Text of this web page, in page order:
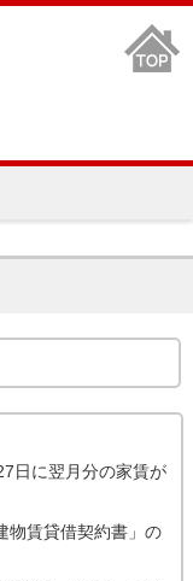
日に翌月分の家賃が
物賃貸借契約書」の